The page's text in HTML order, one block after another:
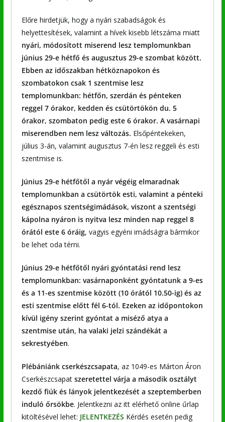
Előre hirdetjük, hogy a nyári szabadságok és
helyettesítések, valamint a hívek kisebb létszáma miatt
nyári, módosított miserend lesz templomunkban
június 29-e hétfő és augusztus 29-e szombat között.
Ebben az időszakban hétköznapokon és
szombatokon csak 1 szentmise lesz
templomunkban: hétfőn, szerdán és pénteken
reggel 7 órakor, kedden és csütörtökön du. 5
órakor, szombaton pedig este 6 órakor. A vasárnapi
miserendben nem lesz változás. Elsőpéntekeken,
július 3-án, valamint augusztus 7-én lesz reggeli és esti
szentmise is.
Június 29-e hétfőtől a nyár végéig elmaradnak
templomunkban a csütörtök esti, valamint a pénteki
egésznapos szentségimádások, viszont a szentségi
kápolna nyáron is nyitva lesz minden nap reggel 8
órától este 6 óráig, vagyis egyéni imádságra bármikor
be lehet oda térni.
Június 29-e hétfőtől nyári gyóntatási rend lesz
templomunkban: vasárnaponként gyóntatunk a 9-es
és a 11-es szentmise között (10 órától 10.50-ig) és az
esti szentmise előtt fél 6-tól. Ezeken az időpontokon
kívül igény szerint gyóntat a miséző atya a
szentmise után, ha valaki jelzi szándékát a
sekrestyében.
Plébániánk cserkészcsapata, az 1049-es Márton Áron
Cserkészcsapat szeretettel várja a második osztályt
kezdő fiúk és lányok jelentkezését a szeptemberben
induló őrsökbe. Jelentkezni az itt elérhető online űrlap
kitöltésével lehet: JELENTKEZÉS Kérdés esetén pedig